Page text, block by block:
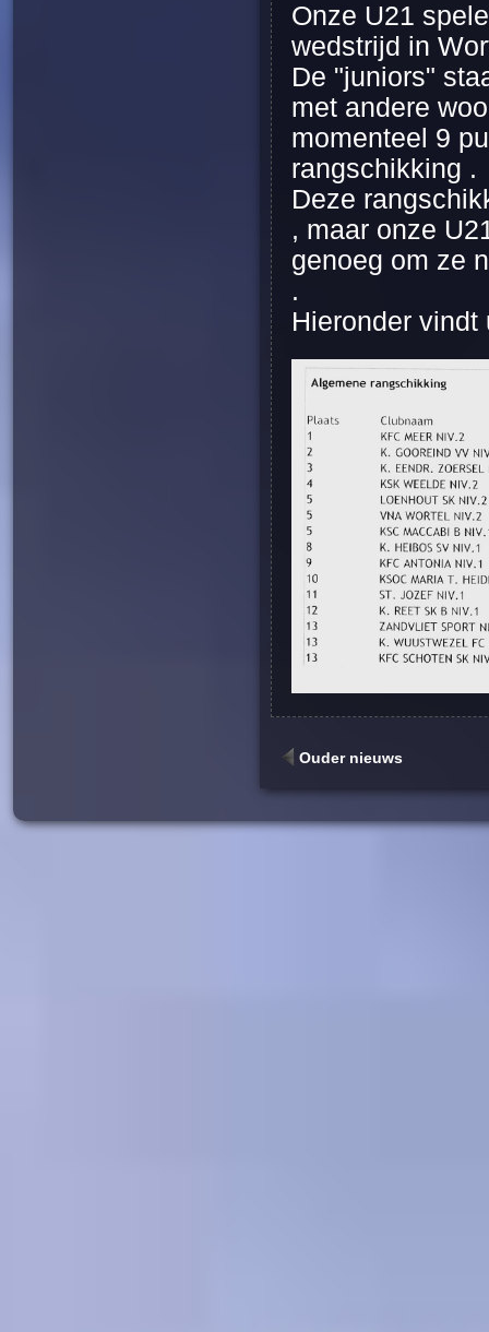
Onze U21
wedstrijd in
De "juniors"
met andere
momenteel 9
rangschikking .
Deze
, maar onze
genoeg om ze
.
Hieronder
Ouder nieuws